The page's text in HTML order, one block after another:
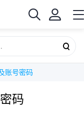
账号密码
码